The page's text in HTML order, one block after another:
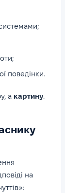
поведінки.
а картину.
на